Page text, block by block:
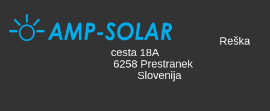
Reška
cesta 18A
6258 Prestranek
Slovenija